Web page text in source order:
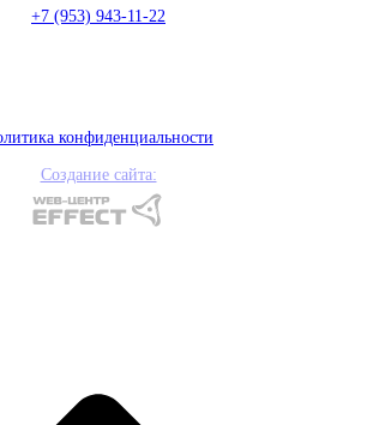
+7 (953) 943-11-22
конфиденциальности
Создание сайта: